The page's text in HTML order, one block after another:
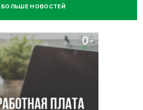
на бесплатной диспансеризации
склада Ozon попыталась
одеждой
14-летней давности
БОЛЬШЕ НОВОСТЕЙ